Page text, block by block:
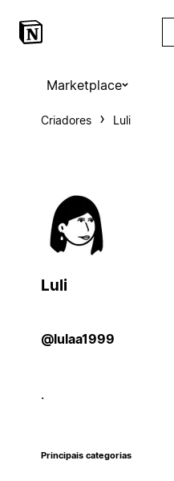
Marketplace
Criadores Luli
Luli
@lulaa1999
.
Principais categorias